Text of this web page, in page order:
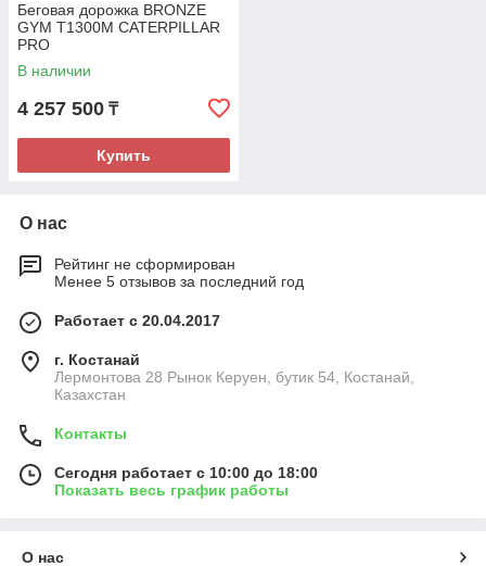
Беговая дорожка BRONZE
GYM T1300M CATERPILLAR
PRO
В наличии
4 257 500 ₸
Купить
О нас
Рейтинг не сформирован
Менее 5 отзывов за последний год
Работает с 20.04.2017
г. Костанай
Лермонтова 28 Рынок Керуен, бутик 54, Костанай,
Казахстан
Контакты
Сегодня работает с 10:00 до 18:00
Показать весь график работы
О нас